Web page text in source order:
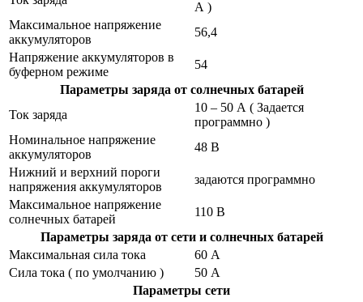
А )
Максимальное напряжение
аккумуляторов
56,4
Напряжение аккумуляторов в
буферном режиме
54
Параметры заряда от солнечных батарей
Ток заряда
10 – 50 А ( Задается
программно )
Номинальное напряжение
аккумуляторов
48 В
Нижний и верхний пороги
напряжения аккумуляторов
задаются программно
Максимальное напряжение
солнечных батарей
110 В
Параметры заряда от сети и солнечных батарей
Максимальная сила тока
60 А
Сила тока ( по умолчанию )
50 А
Параметры сети